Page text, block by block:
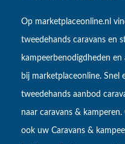
Op marketplaceonline.nl
tweedehands caravans en
kampeerbenodigdheden
bij marketplaceonline. Snel
tweedehands aanbod
naar caravans &
ook uw Caravans &